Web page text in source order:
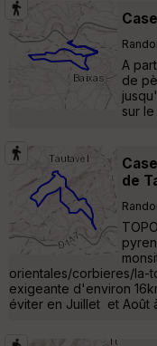
A
de
sur
de
orientales/corbieres/la-
exigeante d'environ
éviter en Juillet et Août